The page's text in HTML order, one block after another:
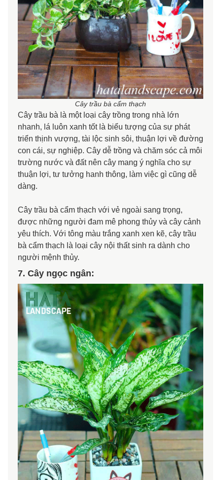
Cây trầu bà cẩm thạch
Cây trầu bà là một loại cây trồng trong nhà lớn
nhanh, lá luôn xanh tốt là biểu tượng của sự phát
triển thịnh vượng, tài lộc sinh sôi, thuận lợi về đường
con cái, sự nghiệp. Cây dễ trồng và chăm sóc cả môi
trường nước và đất nên cây mang ý nghĩa cho sự
thuận lợi, tư tưởng hanh thông, làm việc gì cũng dễ
dàng.
Cây trầu bà cẩm thạch với vẻ ngoài sang trọng,
được những người đam mê phong thủy và cây cảnh
yêu thích. Với tông màu trắng xanh xen kẽ, cây trầu
bà cẩm thạch là loại cây nội thất sinh ra dành cho
người mệnh thủy.
7. Cây ngọc ngân: